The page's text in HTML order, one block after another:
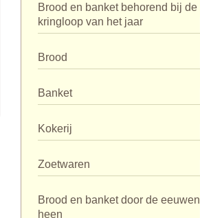
Brood en banket behorend bij de
kringloop van het jaar
Brood
Banket
Kokerij
Zoetwaren
Brood en banket door de eeuwen
heen